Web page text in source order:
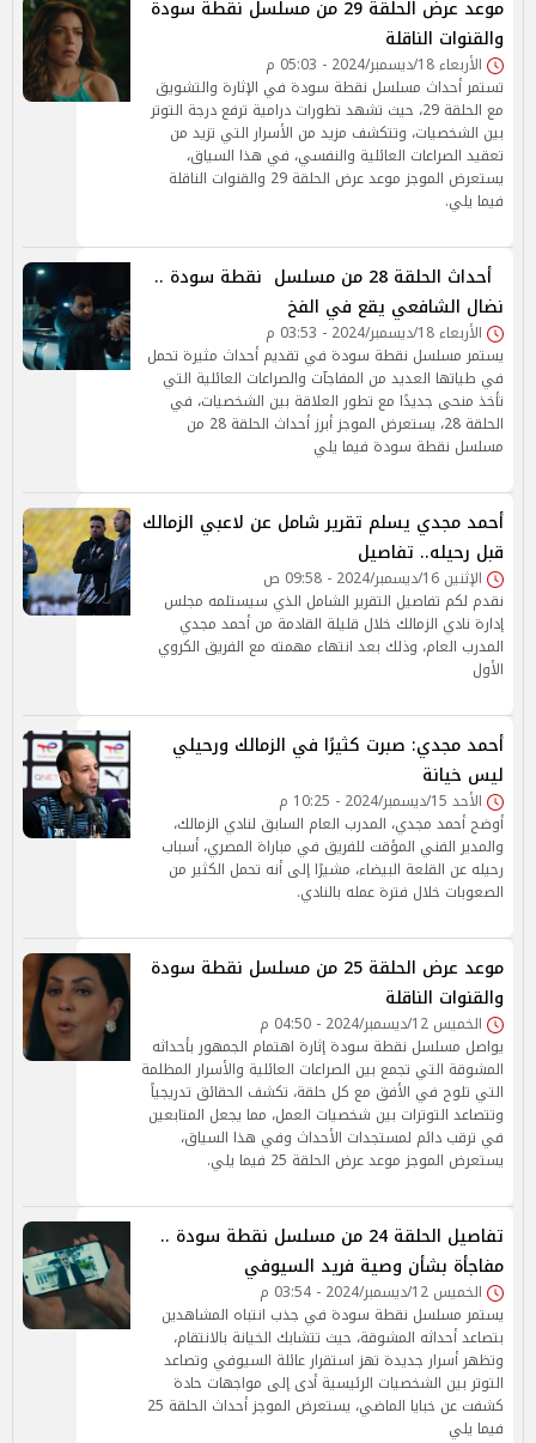
موعد عرض الحلقة 29 من مسلسل نقطة سودة
والقنوات الناقلة
الأربعاء 18/ديسمبر/2024 - 05:03 م
تستمر أحداث مسلسل نقطة سودة في الإثارة والتشويق
مع الحلقة 29، حيث تشهد تطورات درامية ترفع درجة التوتر
بين الشخصيات، وتتكشف مزيد من الأسرار التي تزيد من
تعقيد الصراعات العائلية والنفسي، في هذا السياق،
يستعرض الموجز موعد عرض الحلقة 29 والقنوات الناقلة
فيما يلي.
أحداث الحلقة 28 من مسلسل نقطة سودة ..
نضال الشافعي يقع في الفخ
الأربعاء 18/ديسمبر/2024 - 03:53 م
يستمر مسلسل نقطة سودة في تقديم أحداث مثيرة تحمل
في طياتها العديد من المفاجآت والصراعات العائلية التي
تأخذ منحى جديدًا مع تطور العلاقة بين الشخصيات، في
الحلقة 28، يستعرض الموجز أبرز أحداث الحلقة 28 من
مسلسل نقطة سودة فيما يلي
أحمد مجدي يسلم تقرير شامل عن لاعبي الزمالك
قبل رحيله.. تفاصيل
الإثنين 16/ديسمبر/2024 - 09:58 ص
نقدم لكم تفاصيل التقرير الشامل الذي سيستلمه مجلس
إدارة نادي الزمالك خلال قليلة القادمة من أحمد مجدي
المدرب العام، وذلك بعد انتهاء مهمته مع الفريق الكروي
الأول
أحمد مجدي: صبرت كثيرًا في الزمالك ورحيلي
ليس خيانة
الأحد 15/ديسمبر/2024 - 10:25 م
أوضح أحمد مجدي، المدرب العام السابق لنادي الزمالك،
والمدير الفني المؤقت للفريق في مباراة المصري، أسباب
رحيله عن القلعة البيضاء، مشيرًا إلى أنه تحمل الكثير من
الصعوبات خلال فترة عمله بالنادي.
موعد عرض الحلقة 25 من مسلسل نقطة سودة
والقنوات الناقلة
الخميس 12/ديسمبر/2024 - 04:50 م
يواصل مسلسل نقطة سودة إثارة اهتمام الجمهور بأحداثه
المشوقة التي تجمع بين الصراعات العائلية والأسرار المظلمة
التي تلوح في الأفق مع كل حلقة، تكشف الحقائق تدريجياً
وتتصاعد التوترات بين شخصيات العمل، مما يجعل المتابعين
في ترقب دائم لمستجدات الأحداث وفي هذا السياق،
يستعرض الموجز موعد عرض الحلقة 25 فيما يلي.
تفاصيل الحلقة 24 من مسلسل نقطة سودة ..
مفاجأة بشأن وصية فريد السيوفي
الخميس 12/ديسمبر/2024 - 03:54 م
يستمر مسلسل نقطة سودة في جذب انتباه المشاهدين
بتصاعد أحداثه المشوقة، حيث تتشابك الخيانة بالانتقام،
وتظهر أسرار جديدة تهز استقرار عائلة السيوفي وتصاعد
التوتر بين الشخصيات الرئيسية أدى إلى مواجهات حادة
كشفت عن خبايا الماضي، يستعرض الموجز أحداث الحلقة 25
فيما يلي